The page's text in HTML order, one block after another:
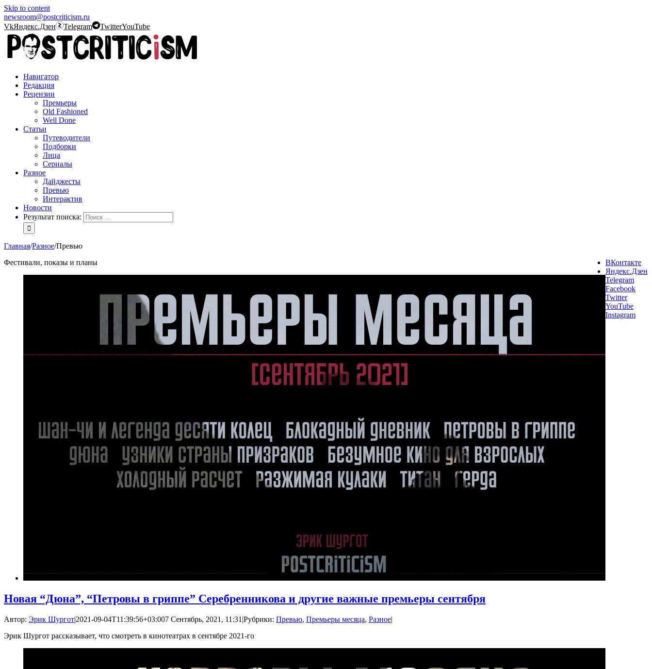
Skip to content
newsroom@postcriticism.ru
VkЯндекс.Дзен Telegram TwitterYouTube
Навигатор
Редакция
Рецензии
Премьеры
Old Fashioned
Well Done
Статьи
Путеводители
Подборки
Лица
Сериалы
Разное
Дайджесты
Превью
Интерактив
Новости
Результат поиска:
Главная/Разное/Превью
Фестивали, показы и планы
Новая “Дюна”, “Петровы в гриппе” Серебренникова и другие важные премьеры сентября
Автор: Эрик Шургот|2021-09-04T11:39:56+03:007 Сентябрь, 2021, 11:31 |Рубрики: Превью, Премьеры месяца, Разное|
Эрик Шургот рассказывает, что смотреть в кинотеатрах в сентябре 2021-го
ВКонтакте
Яндекс.Дзен
Telegram
Facebook
Twitter
YouTube
Instagram